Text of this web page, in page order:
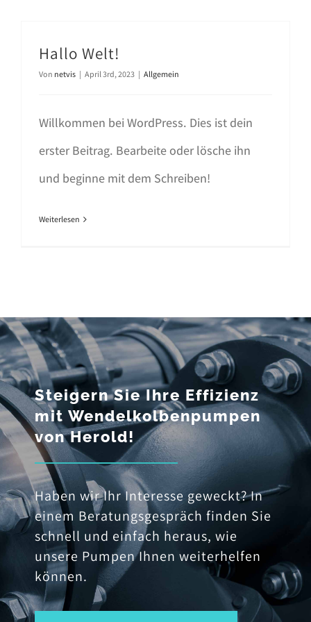
Hallo Welt!
Von netvis | April 3rd, 2023 | Allgemein
Willkommen bei WordPress. Dies ist dein
erster Beitrag. Bearbeite oder lösche ihn
und beginne mit dem Schreiben!
Weiterlesen
Steigern Sie Ihre Effizienz
mit Wendelkolbenpumpen
von Herold!
Haben wir Ihr Interesse geweckt? In
einem Beratungsgespräch finden Sie
schnell und einfach heraus, wie
unsere Pumpen Ihnen weiterhelfen
können.